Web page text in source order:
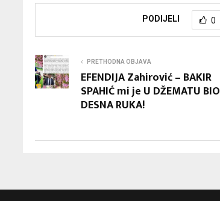
PODIJELI 0
PRETHODNA OBJAVA
EFENDIJA Zahirović – BAKIR
SPAHIĆ mi je U DŽEMATU BIO
DESNA RUKA!